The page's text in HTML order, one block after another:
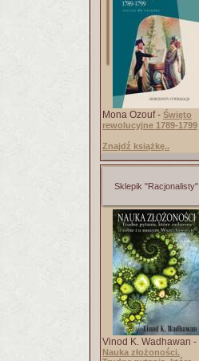
Mona Ozouf - Święto
rewolucyjne 1789-1799
Znajdź książkę..
Sklepik "Racjonalisty"
Vinod K. Wadhawan -
Nauka złożoności.